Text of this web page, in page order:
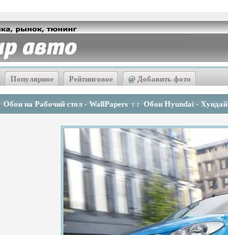
Популярное Рейтинговое @ Добавить фото
Обои на Рабочий стол - WallPapers : : Обои Hyundai - Хундай